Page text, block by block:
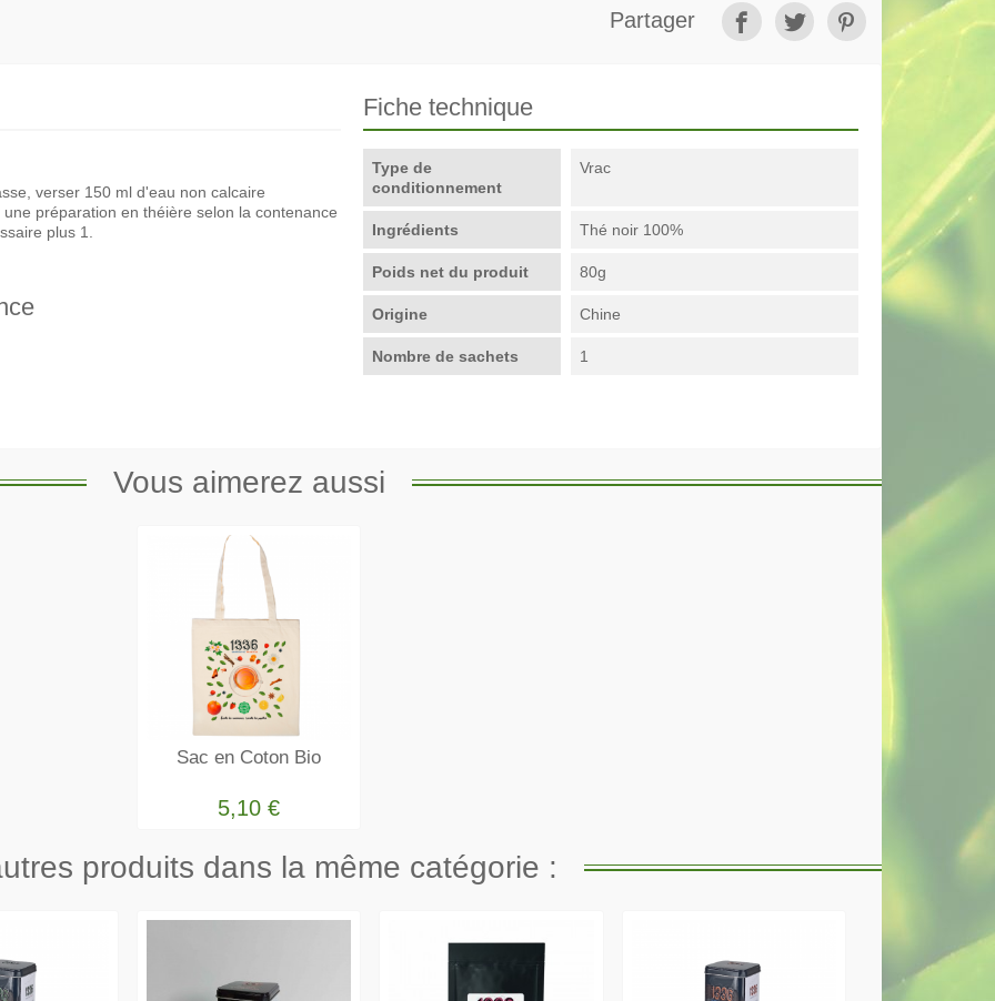
Partager
verser 150 ml d'eau non calcaire
préparation en théière selon la contenance
plus 1.
Fiche technique
Type de
conditionnement
Vrac
Ingrédients Thé noir 100%
Poids net du produit 80g
Origine Chine
Nombre de sachets 1
Vous aimerez aussi
Sac en Coton Bio
5,10 €
produits dans la même catégorie :